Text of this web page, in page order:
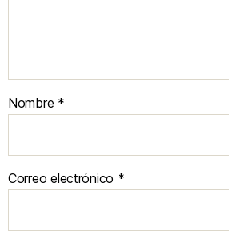
Nombre *
Correo electrónico *